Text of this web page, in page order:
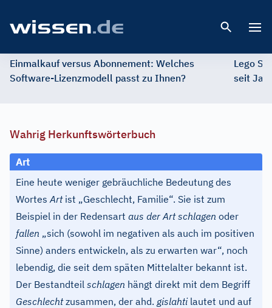
Einmalkauf versus Abonnement: Welches
Software-Lizenzmodell passt zu Ihnen?
Lego
seit
Wahrig Herkunftswörterbuch
Art
Eine heute weniger gebräuchliche Bedeutung des
WortesArtist „Geschlecht, Familie“. Sie ist zum
Beispiel in der Redensart aus der Art schlagen oder
fallen „sich (sowohl im negativen als auch im positiven
Sinne) anders entwickeln, als zu erwarten war“, noch
lebendig, die seit dem späten Mittelalter bekannt ist.
Der Bestandteil schlagen hängt direkt mit dem Begriff
Geschlechtzusammen, der ahd. gislahtilautet und auf